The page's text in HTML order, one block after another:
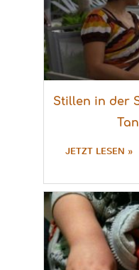
Stillen in der
JETZT LESEN »